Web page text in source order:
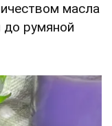
масла
до румяной